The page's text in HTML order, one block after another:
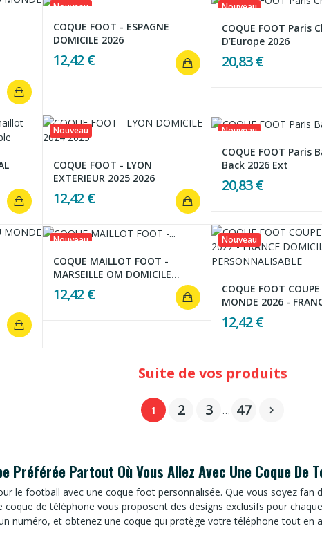
Nouveau
COQUE FOOT - ESPAGNE
DOMICILE 2026
12,42 €
Nouveau
COQUE FOOT Paris
D’Europe 2026
20,83 €
Nouveau
COQUE FOOT - LYON
EXTERIEUR 2025 2026
12,42 €
Nouveau
COQUE FOOT Paris
Back 2026 Ext
20,83 €
Nouveau
COQUE MAILLOT FOOT -
MARSEILLE OM DOMICILE...
12,42 €
Nouveau
COQUE FOOT
MONDE 2026 -
12,42 €
1 2 3 … 47 
Préférée Partout Où Vous Allez Avec Une Coque De
le football avec une coque foot personnalisée. Que vous soyez fan
coque de téléphone vous proposent des designs exclusifs pour
numéro, et obtenez une coque qui protège votre téléphone tout en